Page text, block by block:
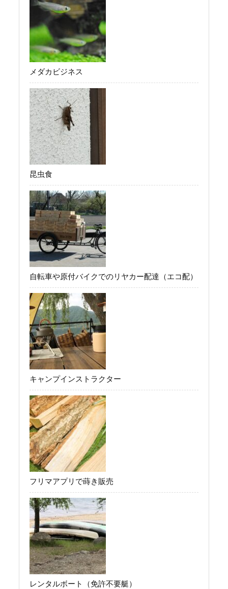
メダカビジネス
昆虫食
自転車や原付バイクでのリヤカー配達（エコ配）
キャンプインストラクター
フリマアプリで蒔き販売
レンタルボート（免許不要艇）